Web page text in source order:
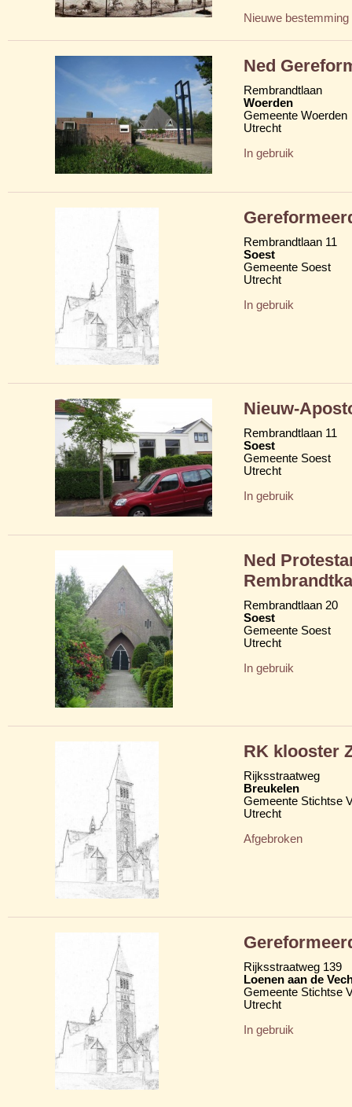
Nieuwe bestemming
Ned
Rembrandtlaan
Woerden
Gemeente Woerden
Utrecht
In gebruik
Rembrandtlaan 11
Soest
Gemeente Soest
Utrecht
In gebruik
Nieuw-
Rembrandtlaan 11
Soest
Gemeente Soest
Utrecht
In gebruik
Ned
Rembrandtlaan 20
Soest
Gemeente Soest
Utrecht
In gebruik
RK klooster
Rijksstraatweg
Breukelen
Gemeente Stichtse
Utrecht
Afgebroken
Rijksstraatweg 139
Loenen aan de
Gemeente Stichtse
Utrecht
In gebruik